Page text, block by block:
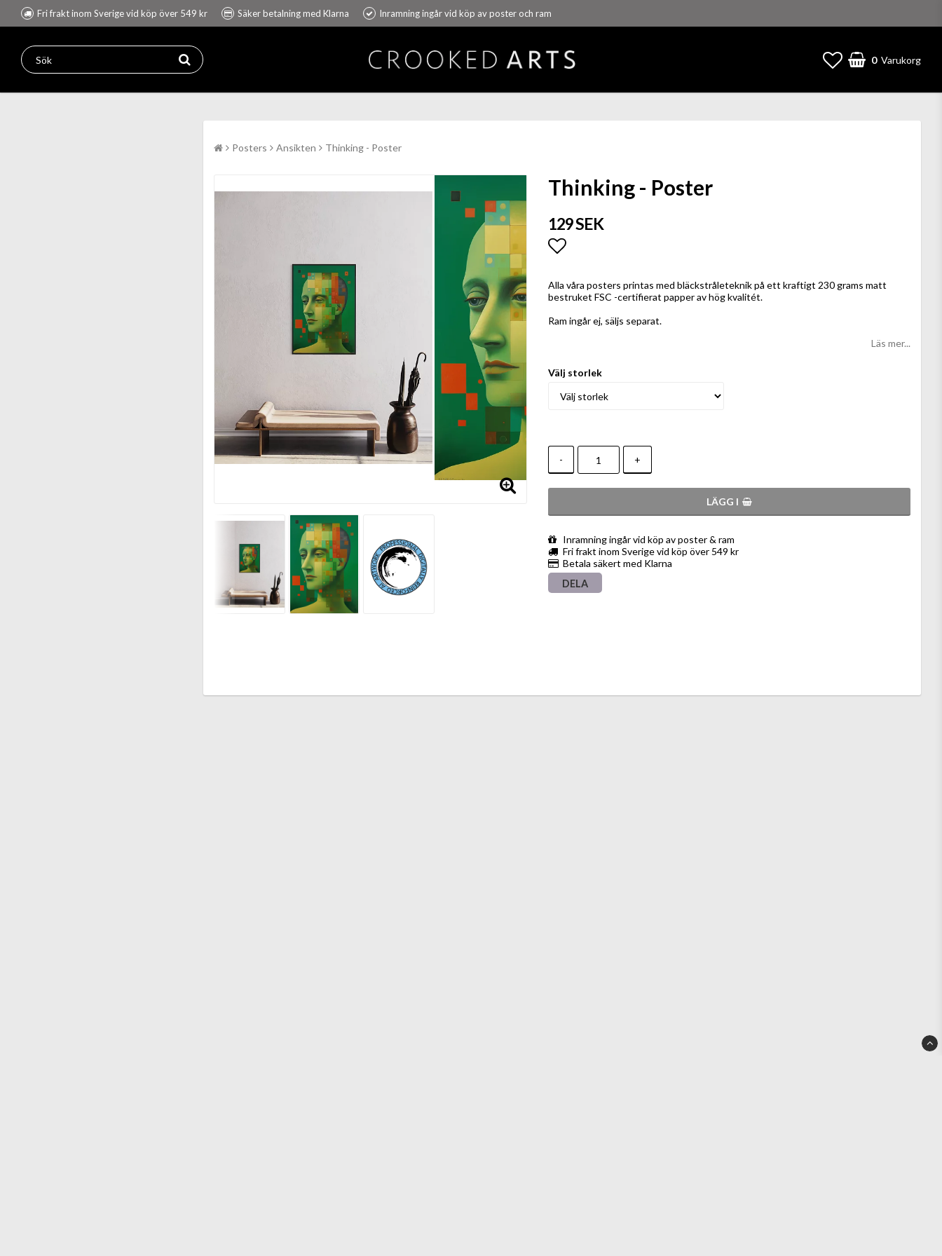
Fri frakt inom Sverige vid köp över 549 kr Säker betalning med Klarna Inramning ingår vid köp av poster och ram
0 Varukorg
Posters Ansikten Thinking - Poster
Thinking - Poster
129 SEK
Alla våra posters printas med bläckstråleteknik på ett kraftigt 230 grams matt
bestruket FSC -certifierat papper av hög kvalitét.
Ram ingår ej, säljs separat.
Läs mer...
Välj storlek
- +
LÄGG I
Inramning ingår vid köp av poster & ram
Fri frakt inom Sverige vid köp över 549 kr
Betala säkert med Klarna
DELA